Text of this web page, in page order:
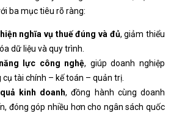
ba mục tiêu rõ ràng:
nghĩa vụ thuế đúng và đủ, giảm thiểu
dữ liệu và quy trình.
lực công nghệ, giúp doanh nghiệp
cụ tài chính – kế toán – quản trị.
kinh doanh, đồng hành cùng doanh
đóng góp nhiều hơn cho ngân sách quốc